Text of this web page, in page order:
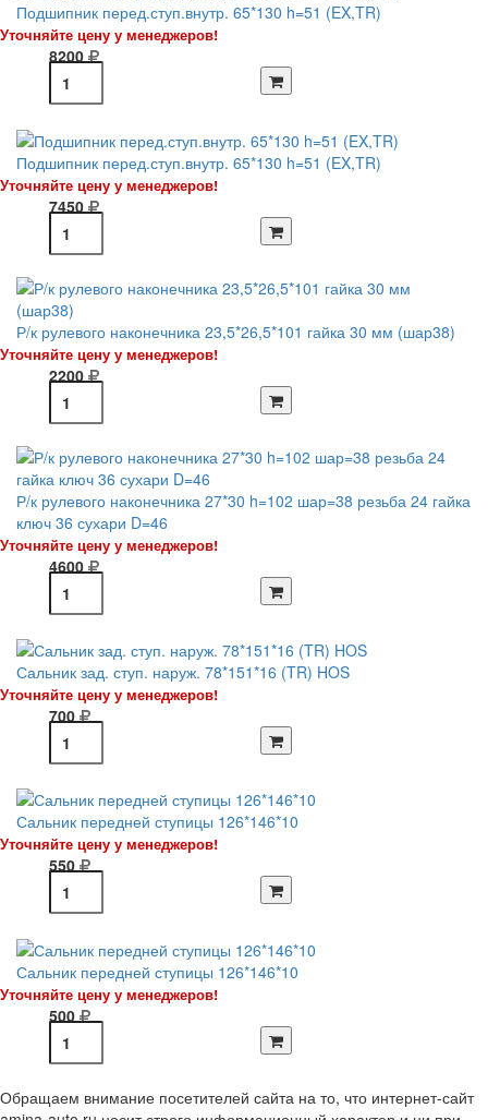
Подшипник перед.ступ.внутр. 65*130 h=51 (EX,TR)
Уточняйте цену у менеджеров!
8200
Подшипник перед.ступ.внутр. 65*130 h=51 (EX,TR)
Уточняйте цену у менеджеров!
7450
Р/к рулевого наконечника 23,5*26,5*101 гайка 30 мм (шар38)
Уточняйте цену у менеджеров!
2200
Р/к рулевого наконечника 27*30 h=102 шар=38 резьба 24 гайка
ключ 36 сухари D=46
Уточняйте цену у менеджеров!
4600
Сальник зад. ступ. наруж. 78*151*16 (TR) HOS
Уточняйте цену у менеджеров!
700
Сальник передней ступицы 126*146*10
Уточняйте цену у менеджеров!
550
Сальник передней ступицы 126*146*10
Уточняйте цену у менеджеров!
500
Обращаем внимание посетителей сайта на то, что интернет-сайт